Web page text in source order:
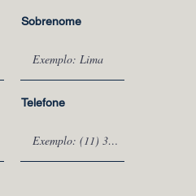
Sobrenome
Telefone